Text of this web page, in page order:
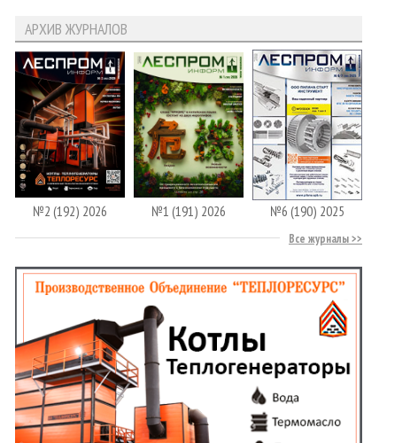
АРХИВ ЖУРНАЛОВ
№2 (192) 2026 №1 (191) 2026 №6 (190) 2025
Все журналы